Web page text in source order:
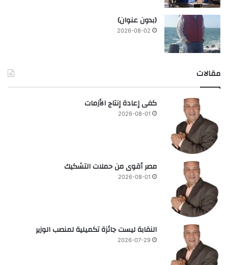
(بدون عنوان)
2026-08-02
مقالات
كفى إعادة إنتاج الأزمات
2026-08-01
مصر أقوى من حملات التشكيك
2026-08-01
النقابة ليست جائزة تكميلية لمنصب الوزير
2026-07-29